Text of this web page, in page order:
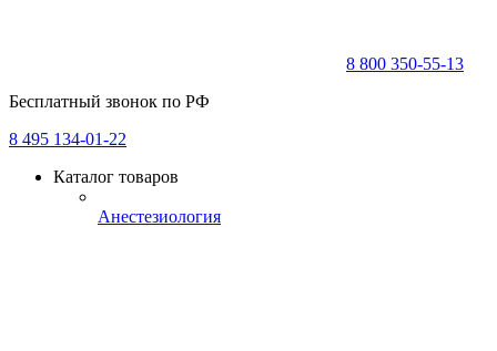
8 800 350-55-13
Бесплатный звонок по РФ
8 495 134-01-22
Каталог товаров
Анестезиология